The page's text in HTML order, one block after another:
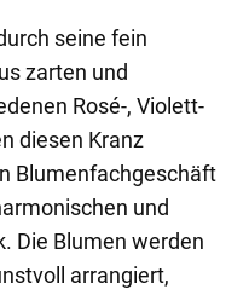
seine fein
zarten und
Rosé-, Violett-
diesen Kranz
Blumenfachgeschäft
und
Die Blumen werden
arrangiert,